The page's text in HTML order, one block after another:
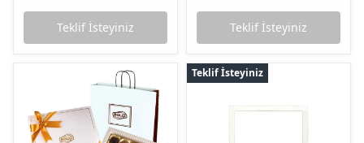
Teklif İsteyiniz Teklif İsteyiniz
Teklif İsteyiniz